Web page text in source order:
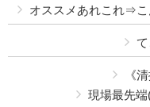
オススメあれこれ⇒こ
《
現場最先